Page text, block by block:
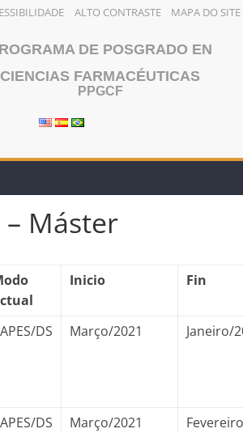
ALTO CONTRASTE MAPA DO SITE
DE POSGRADO EN
CIENCIAS FARMACÉUTICAS
PPGCF
– Máster
Inicio Fin
DS Março/2021 Janeiro/
DS Março/2021